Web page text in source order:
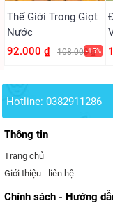
Thế Giới Trong Giọt
Nước
92.000 ₫
108.000 ₫
-15%
Hotline: 0382911286
Thông tin
Trang chủ
Giới thiệu - liên hệ
Chính sách - Hướng